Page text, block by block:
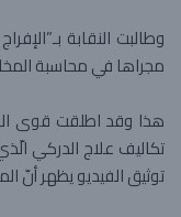
وطالبت النقابة
مجراها في محاسبة
هذا وقد اطلقت قوى
تكاليف علاج الدركي
توثيق الفيديو يظهر أنّ